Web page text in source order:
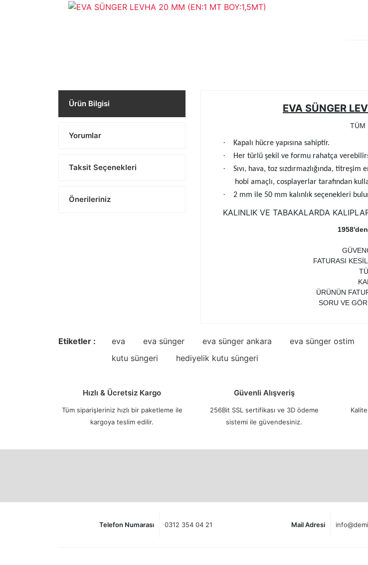
Ürün Bilgisi
Yorumlar
Taksit Seçenekleri
Önerileriniz
EVA SÜNGER
TÜM
· Kapalı hücre yapısına sahiptir.
· Her türlü şekil ve formu rahatça
·
Sıvı, hava, toz sızdırmazlığında,
hobi amaçlı, cosplayerlar tarafından
· 2 mm ile 50 mm kalınlık seçenekleri
KALINLIK VE TABAKALARDA
FATURASI
ÜRÜNÜN
SORU VE
Etiketler : eva eva sünger eva sünger ankara eva sünger ostim
kutu süngeri
hediyelik kutu süngeri
Hızlı & Ücretsiz Kargo
Tüm siparişleriniz hızlı bir paketleme ile
kargoya teslim edilir.
Güvenli Alışveriş
256Bit SSL sertifikası ve 3D ödeme
sistemi ile güvendesiniz.
Telefon Numarası 0312 354 04 21 Mail Adresi